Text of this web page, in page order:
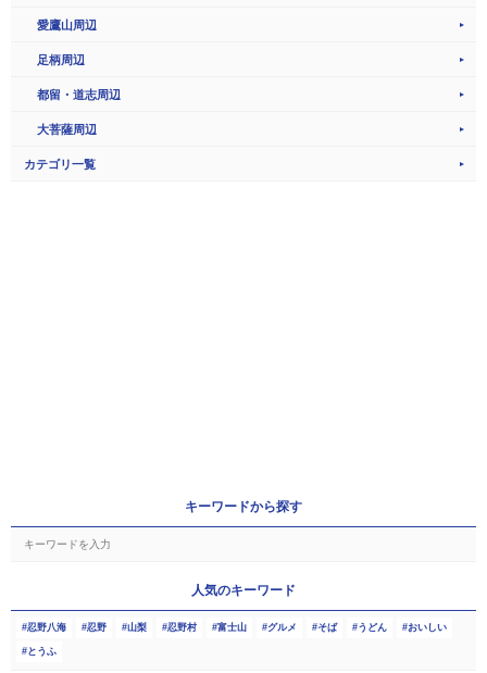
愛鷹山周辺
足柄周辺
都留・道志周辺
大菩薩周辺
カテゴリ一覧
キーワードから探す
人気のキーワード
忍野八海 忍野 山梨 忍野村 富士山 グルメ そば うどん おいしい
とうふ